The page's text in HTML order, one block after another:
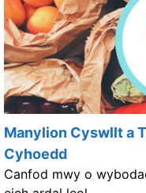
Manylion Cyswllt a
Cyhoedd
Canfod mwy o